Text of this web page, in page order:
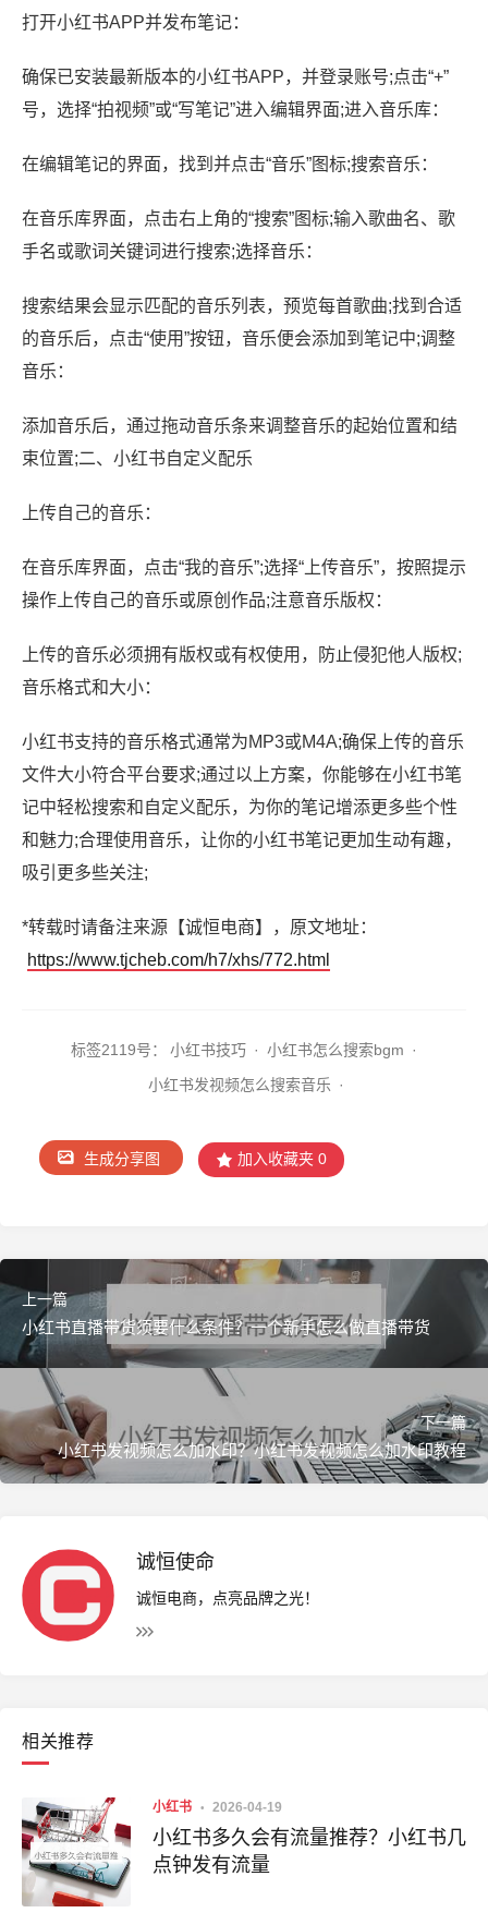
打开小红书APP并发布笔记：
确保已安装最新版本的小红书APP，并登录账号;点击“+”
号，选择“拍视频”或“写笔记”进入编辑界面;进入音乐库：
在编辑笔记的界面，找到并点击“音乐”图标;搜索音乐：
在音乐库界面，点击右上角的“搜索”图标;输入歌曲名、歌
手名或歌词关键词进行搜索;选择音乐：
搜索结果会显示匹配的音乐列表，预览每首歌曲;找到合适
的音乐后，点击“使用”按钮，音乐便会添加到笔记中;调整
音乐：
添加音乐后，通过拖动音乐条来调整音乐的起始位置和结
束位置;二、小红书自定义配乐
上传自己的音乐：
在音乐库界面，点击“我的音乐”;选择“上传音乐”，按照提示
操作上传自己的音乐或原创作品;注意音乐版权：
上传的音乐必须拥有版权或有权使用，防止侵犯他人版权;
音乐格式和大小：
小红书支持的音乐格式通常为MP3或M4A;确保上传的音乐
文件大小符合平台要求;通过以上方案，你能够在小红书笔
记中轻松搜索和自定义配乐，为你的笔记增添更多些个性
和魅力;合理使用音乐，让你的小红书笔记更加生动有趣，
吸引更多些关注;
*转载时请备注来源【诚恒电商】，原文地址：
https://www.tjcheb.com/h7/xhs/772.html
标签2119号： 小红书技巧 · 小红书怎么搜索bgm ·
小红书发视频怎么搜索音乐 ·
生成分享图 加入收藏夹 0
上一篇
小红书直播带货须要什么条件？一个新手怎么做直播带货
下一篇
小红书发视频怎么加水印？小红书发视频怎么加水印教程
诚恒使命
诚恒电商，点亮品牌之光！
相关推荐
小红书 2026-04-19
小红书多久会有流量推荐？小红书几
点钟发有流量